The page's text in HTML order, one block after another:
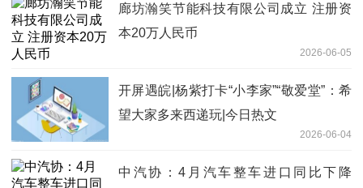
廊坊瀚笑节能科技有限公司成立 注册资
本20万人民币
2026-06-05
开屏遇皖|杨紫打卡“小李家”“敬爱堂”：希
望大家多来西递玩|今日热文
2026-06-04
中汽协：4月汽车整车进口同比下降